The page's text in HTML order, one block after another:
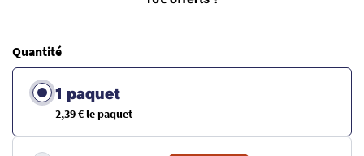
Quantité
1 paquet
2,39 € le paquet